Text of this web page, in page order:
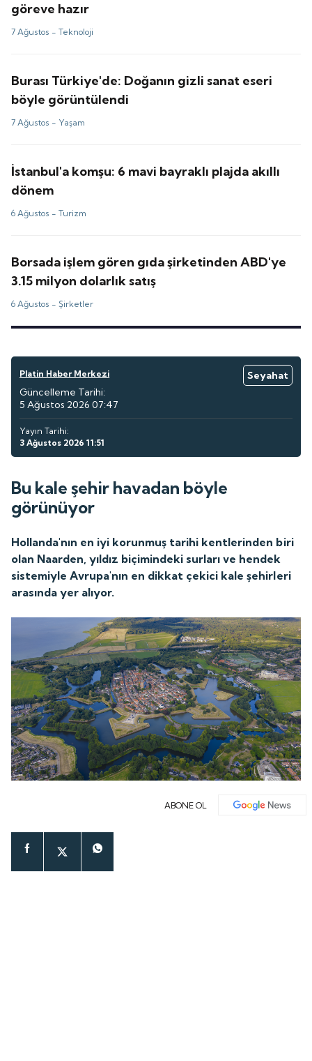
göreve hazır
7 Ağustos -Teknoloji
Burası Türkiye'de: Doğanın gizli sanat eseri
böyle görüntülendi
7 Ağustos - Yaşam
İstanbul'a komşu: 6 mavi bayraklı plajda akıllı
dönem
6 Ağustos -Turizm
Borsada işlem gören gıda şirketinden ABD'ye
3.15 milyon dolarlık satış
6 Ağustos -Şirketler
Platin Haber Merkezi
Seyahat
Güncelleme Tarihi:
5 Ağustos 2026 07:47
Yayın Tarihi:
3 Ağustos 2026 11:51
Bu kale şehir havadan böyle
görünüyor
Hollanda'nın en iyi korunmuş tarihi kentlerinden biri
olan Naarden, yıldız biçimindeki surları ve hendek
sistemiyle Avrupa'nın en dikkat çekici kale şehirleri
arasında yer alıyor.
ABONE OL